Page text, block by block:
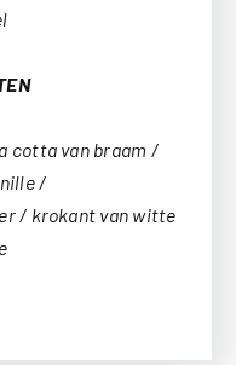
cotta van braam /
/
/ krokant van witte